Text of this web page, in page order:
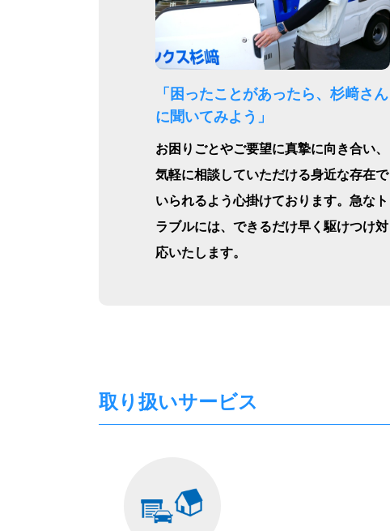
「困ったことがあったら、杉﨑さん
に聞いてみよう」
お困りごとやご要望に真摯に向き合い、
気軽に相談していただける身近な存在で
いられるよう心掛けております。急なト
ラブルには、できるだけ早く駆けつけ対
応いたします。
取り扱いサービス